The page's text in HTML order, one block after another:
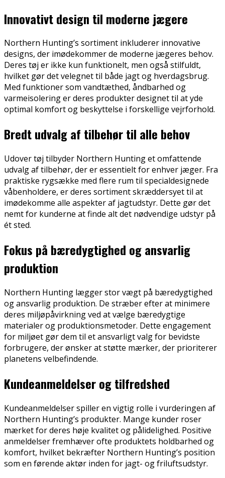
Innovativt design til moderne jægere
Northern Hunting’s sortiment inkluderer innovative
designs, der imødekommer de moderne jægeres behov.
Deres tøj er ikke kun funktionelt, men også stilfuldt,
hvilket gør det velegnet til både jagt og hverdagsbrug.
Med funktioner som vandtæthed, åndbarhed og
varmeisolering er deres produkter designet til at yde
optimal komfort og beskyttelse i forskellige vejrforhold.
Bredt udvalg af tilbehør til alle behov
Udover tøj tilbyder Northern Hunting et omfattende
udvalg af tilbehør, der er essentielt for enhver jæger. Fra
praktiske rygsække med flere rum til specialdesignede
våbenholdere, er deres sortiment skræddersyet til at
imødekomme alle aspekter af jagtudstyr. Dette gør det
nemt for kunderne at finde alt det nødvendige udstyr på
ét sted.
Fokus på bæredygtighed og ansvarlig
produktion
Northern Hunting lægger stor vægt på bæredygtighed
og ansvarlig produktion. De stræber efter at minimere
deres miljøpåvirkning ved at vælge bæredygtige
materialer og produktionsmetoder. Dette engagement
for miljøet gør dem til et ansvarligt valg for bevidste
forbrugere, der ønsker at støtte mærker, der prioriterer
planetens velbefindende.
Kundeanmeldelser og tilfredshed
Kundeanmeldelser spiller en vigtig rolle i vurderingen af
Northern Hunting’s produkter. Mange kunder roser
mærket for deres høje kvalitet og pålidelighed. Positive
anmeldelser fremhæver ofte produktets holdbarhed og
komfort, hvilket bekræfter Northern Hunting’s position
som en førende aktør inden for jagt- og friluftsudstyr.